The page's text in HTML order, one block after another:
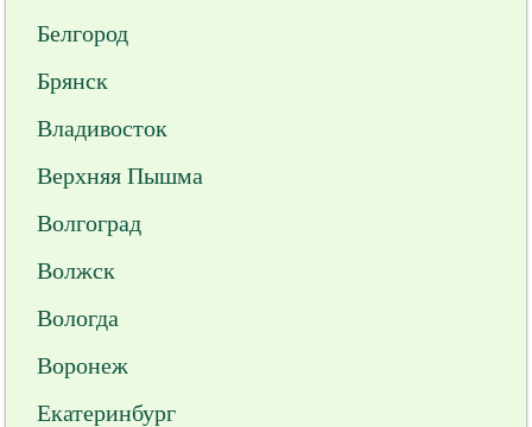
Белгород
Брянск
Владивосток
Верхняя Пышма
Волгоград
Волжск
Вологда
Воронеж
Екатеринбург